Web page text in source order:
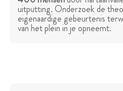
uitputting. Onderzoek de
eigenaardige gebeurtenis
van het plein in je opneemt.